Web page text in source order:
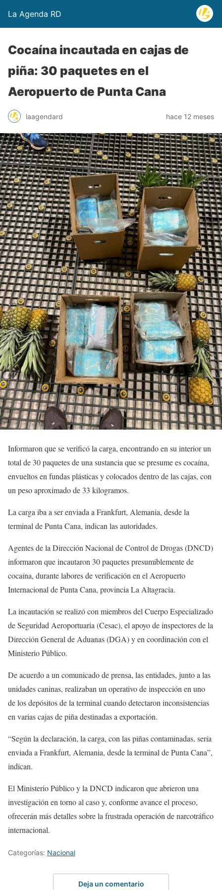
La Agenda RD
Cocaína incautada en cajas de
piña: 30 paquetes en el
Aeropuerto de Punta Cana
laagendard hace 12 meses
Informaron que se verificó la carga, encontrando en su interior un
total de 30 paquetes de una sustancia que se presume es cocaína,
envueltos en fundas plásticas y colocados dentro de las cajas, con
un peso aproximado de 33 kilogramos.
La carga iba a ser enviada a Frankfurt, Alemania, desde la
terminal de Punta Cana, indican las autoridades.
Agentes de la Dirección Nacional de Control de Drogas (DNCD)
informaron que incautaron 30 paquetes presumiblemente de
cocaína, durante labores de verificación en el Aeropuerto
Internacional de Punta Cana, provincia La Altagracia.
La incautación se realizó con miembros del Cuerpo Especializado
de Seguridad Aeroportuaria (Cesac), el apoyo de inspectores de la
Dirección General de Aduanas (DGA) y en coordinación con el
Ministerio Público.
De acuerdo a un comunicado de prensa, las entidades, junto a las
unidades caninas, realizaban un operativo de inspección en uno
de los depósitos de la terminal cuando detectaron inconsistencias
en varias cajas de piña destinadas a exportación.
“Según la declaración, la carga, con las piñas contaminadas, sería
enviada a Frankfurt, Alemania, desde la terminal de Punta Cana”,
indican.
El Ministerio Público y la DNCD indicaron que abrieron una
investigación en torno al caso y, conforme avance el proceso,
ofrecerán más detalles sobre la frustrada operación de narcotráfico
internacional.
Categorías: Nacional
Deja un comentario